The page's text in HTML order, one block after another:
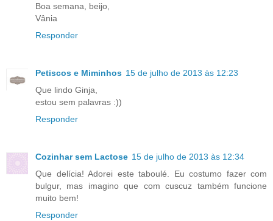
Boa semana, beijo,
Vânia
Responder
Petiscos e Miminhos 15 de julho de 2013 às 12:23
Que lindo Ginja,
estou sem palavras :))
Responder
Cozinhar sem Lactose 15 de julho de 2013 às 12:34
Que delícia! Adorei este taboulé. Eu costumo fazer com
bulgur, mas imagino que com cuscuz também funcione
muito bem!
Responder